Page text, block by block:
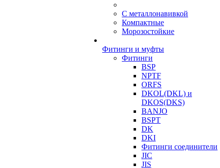
С металлонавивкой
Компактные
Морозостойкие
Фитинги и муфты
Фитинги
BSP
NPTF
ORFS
DKOL(DKL) и
DKOS(DKS)
BANJO
BSPT
DK
DKI
Фитинги соединители
JIC
JIS